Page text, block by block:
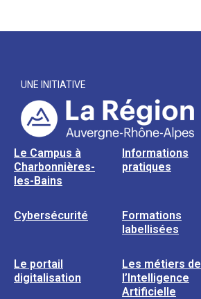
UNE INITIATIVE
Le Campus à
Charbonnières-
les-Bains
Informations
pratiques
Cybersécurité
Formations
labellisées
Le portail
digitalisation
Les métiers de
l’Intelligence
Artificielle